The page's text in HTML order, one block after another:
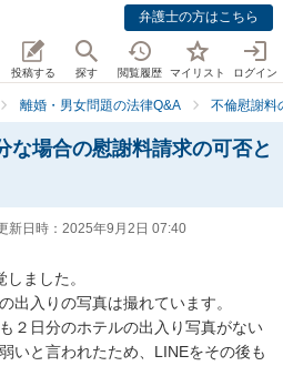
弁護士の方はこちら
投稿する 探す 閲覧履歴 マイリスト ログイン
離婚・男女問題の法律Q&A 不倫慰謝料
な場合の慰謝料請求の可否と
新日時： 2025年9月2日 07:40
ました。
出入りの写真は撮れています。
２日分のホテルの出入り写真がない
いと言われたため、LINEをその後も